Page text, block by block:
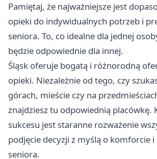
Pamiętaj, że najważniejsze jest
opieki do indywidualnych potrzeb i
seniora. To, co idealne dla jednej
będzie odpowiednie dla innej.
Śląsk oferuje bogatą i różnorodną
opieki. Niezależnie od tego, czy
górach, mieście czy na
znajdziesz tu odpowiednią placówkę.
sukcesu jest staranne rozważenie
podjęcie decyzji z myślą o komforcie
seniora.